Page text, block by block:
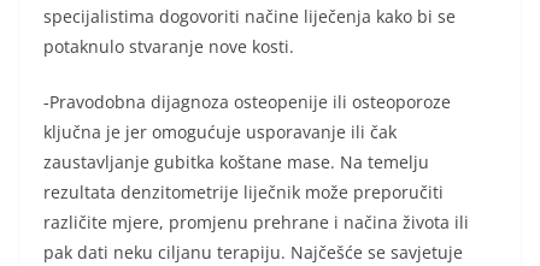
specijalistima dogovoriti načine liječenja kako bi se
potaknulo stvaranje nove kosti.
-Pravodobna dijagnoza osteopenije ili osteoporoze
ključna je jer omogućuje usporavanje ili čak
zaustavljanje gubitka koštane mase. Na temelju
rezultata denzitometrije liječnik može preporučiti
različite mjere, promjenu prehrane i načina života ili
pak dati neku ciljanu terapiju. Najčešće se savjetuje